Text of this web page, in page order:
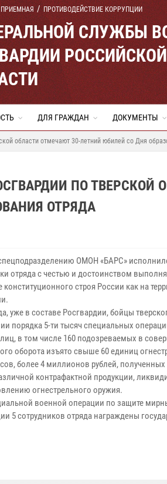
ПРОТИВОДЕЙСТВИЕ КОРРУПЦИИ
СЛУЖБЫ
ДЛЯ ГРАЖДАН ДОКУМЕНТЫ
области отмечают 30-летний юбилей со Дня
ПО ТВЕРСКОЙ
ОТРЯДА
ОМОН «БАРС»
отряда с честью и достоинством
конституционного строя России как на
уже в составе Росгвардии, бойцы
порядка 5-ти тысяч специальных
в том числе 160 подозреваемых в
оборота изъято свыше 60 единиц
более 4 миллионов рублей,
контрафактной продукции,
огнестрельного оружия.
военной операции по защите
5 сотрудников отряда награждены